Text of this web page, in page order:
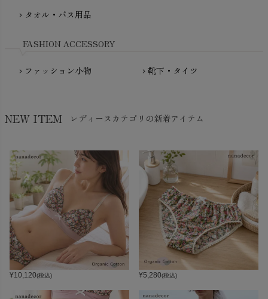
NewNative（ニューネイティブ）
chevron_right タオル・バス用品
FASHION ACCESSORY
chevron_right ファッション小物 chevron_right 靴下・タイツ
NEW ITEM レディースカテゴリの新着アイテム
¥10,120(税込) ¥5,280(税込)